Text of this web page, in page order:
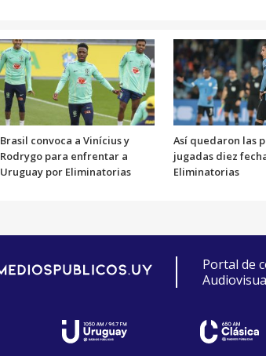
Brasil convoca a Vinícius y
Rodrygo para enfrentar a
Uruguay por Eliminatorias
Así quedaron las
jugadas diez
Eliminatorias
Portal de